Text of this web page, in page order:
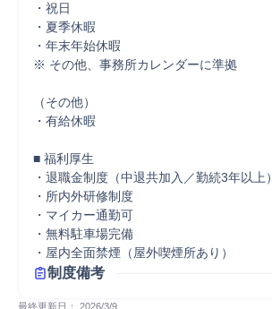
・祝日
・夏季休暇
・年末年始休暇
※ その他、事務所カレンダーに準拠
（その他）
・有給休暇
■ 福利厚生
・退職金制度（中退共加入／勤続3年以上）
・所内外研修制度
・マイカー通勤可
・無料駐車場完備
・屋内全面禁煙（屋外喫煙所あり）
制度備考
最終更新日： 2026/3/9